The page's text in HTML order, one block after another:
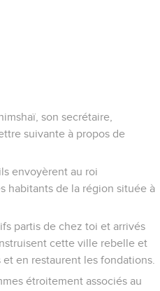
son secrétaire,
suivante à propos de
envoyèrent au roi
habitants de la région située à
partis de chez toi et arrivés
cette ville rebelle et
en restaurent les fondations.
étroitement associés au